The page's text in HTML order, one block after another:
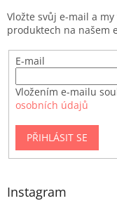
Vložte svůj e-mail a
produktech na našem
E-mail
Vložením e-mailu
osobních údajů
PŘIHLÁSIT SE
Instagram